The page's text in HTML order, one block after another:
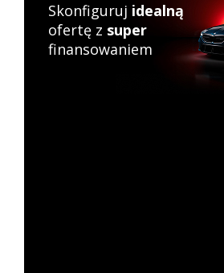
Skonfiguruj idealną
ofertę z super
finansowaniem